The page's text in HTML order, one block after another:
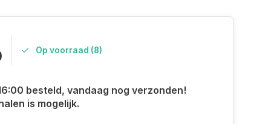
Op voorraad (8)
besteld, vandaag nog verzonden!
is mogelijk.